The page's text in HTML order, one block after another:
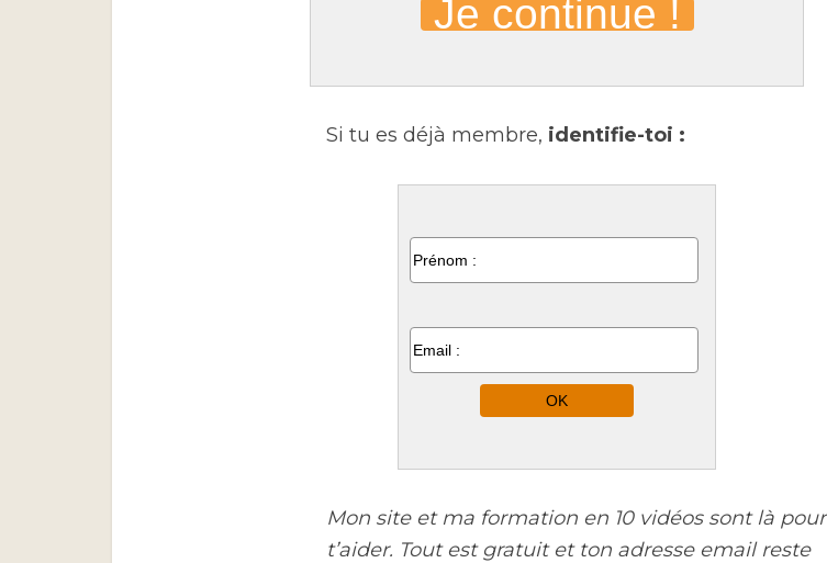
Si tu es déjà membre, identifie-toi :
Mon site et ma formation en 10 vidéos sont là pour
t’aider. Tout est gratuit et ton adresse email reste